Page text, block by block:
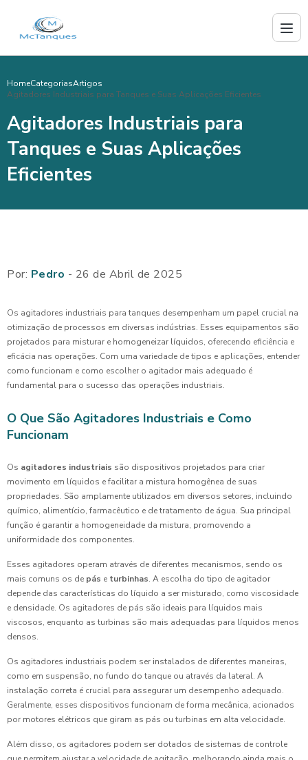
HomeCategoriasArtigos
Agitadores Industriais para Tanques e Suas Aplicações Eficientes
Agitadores Industriais para
Tanques e Suas Aplicações
Eficientes
Por: Pedro - 26 de Abril de 2025
Os agitadores industriais para tanques desempenham um papel crucial na
otimização de processos em diversas indústrias. Esses equipamentos são
projetados para misturar e homogeneizar líquidos, oferecendo eficiência e
eficácia nas operações. Com uma variedade de tipos e aplicações, entender
como funcionam e como escolher o agitador mais adequado é
fundamental para o sucesso das operações industriais.
O Que São Agitadores Industriais e Como
Funcionam
Os agitadores industriais são dispositivos projetados para criar
movimento em líquidos e facilitar a mistura homogênea de suas
propriedades. São amplamente utilizados em diversos setores, incluindo
químico, alimentício, farmacêutico e de tratamento de água. Sua principal
função é garantir a homogeneidade da mistura, promovendo a
uniformidade dos componentes.
Esses agitadores operam através de diferentes mecanismos, sendo os
mais comuns os de pás e turbinhas. A escolha do tipo de agitador
depende das características do líquido a ser misturado, como viscosidade
e densidade. Os agitadores de pás são ideais para líquidos mais
viscosos, enquanto as turbinas são mais adequadas para líquidos menos
densos.
Os agitadores industriais podem ser instalados de diferentes maneiras,
como em suspensão, no fundo do tanque ou através da lateral. A
instalação correta é crucial para assegurar um desempenho adequado.
Geralmente, esses dispositivos funcionam de forma mecânica, acionados
por motores elétricos que giram as pás ou turbinas em alta velocidade.
Além disso, os agitadores podem ser dotados de sistemas de controle